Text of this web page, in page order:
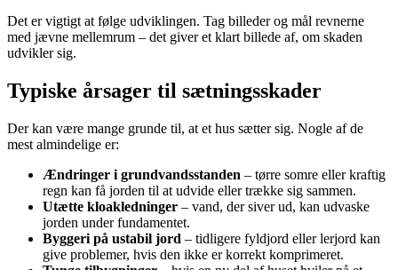
Det er vigtigt at følge udviklingen. Tag billeder og mål revnerne
med jævne mellemrum – det giver et klart billede af, om skaden
udvikler sig.
Typiske årsager til sætningsskader
Der kan være mange grunde til, at et hus sætter sig. Nogle af de
mest almindelige er:
Ændringer i grundvandsstanden – tørre somre eller kraftig
regn kan få jorden til at udvide eller trække sig sammen.
Utætte kloakledninger – vand, der siver ud, kan udvaske
jorden under fundamentet.
Byggeri på ustabil jord – tidligere fyldjord eller lerjord kan
give problemer, hvis den ikke er korrekt komprimeret.